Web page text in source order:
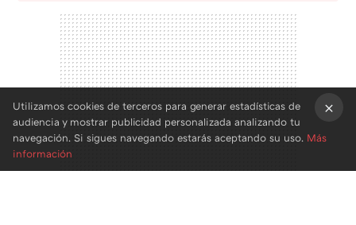
Utilizamos cookies de terceros para generar estadísticas de
audiencia y mostrar publicidad personalizada analizando tu
navegación. Si sigues navegando estarás aceptando su uso. Más
información